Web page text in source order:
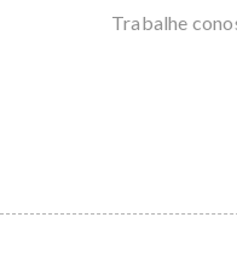
Trabalhe